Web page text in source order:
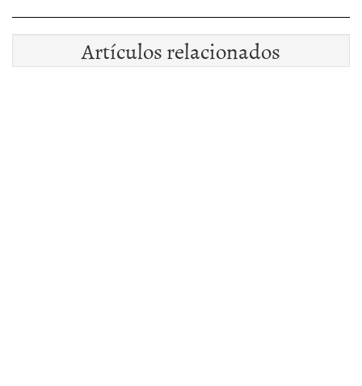
Artículos relacionados